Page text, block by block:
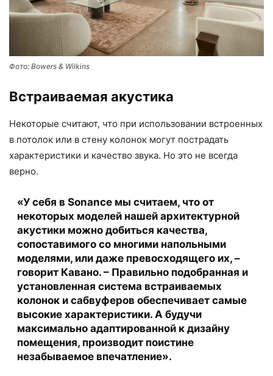
Фото: Bowers & Wilkins
Встраиваемая акустика
Некоторые считают, что при использовании встроенных
в потолок или в стену колонок могут пострадать
характеристики и качество звука. Но это не всегда
верно.
«У себя в Sonance мы считаем, что от
некоторых моделей нашей архитектурной
акустики можно добиться качества,
сопоставимого со многими напольными
моделями, или даже превосходящего их, –
говорит Кавано. – Правильно подобранная и
установленная система встраиваемых
колонок и сабвуферов обеспечивает самые
высокие характеристики. А будучи
максимально адаптированной к дизайну
помещения, производит поистине
незабываемое впечатление».